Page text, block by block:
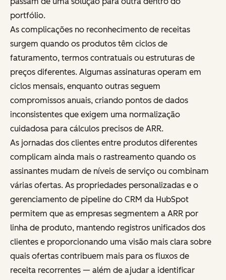
portfólio.
As complicações no reconhecimento de receitas
surgem quando os produtos têm ciclos de
faturamento, termos contratuais ou estruturas de
preços diferentes. Algumas assinaturas operam em
ciclos mensais, enquanto outras seguem
compromissos anuais, criando pontos de dados
inconsistentes que exigem uma normalização
cuidadosa para cálculos precisos de ARR.
As jornadas dos clientes entre produtos diferentes
complicam ainda mais o rastreamento quando os
assinantes mudam de níveis de serviço ou combinam
várias ofertas. As propriedades personalizadas e o
gerenciamento de pipeline do CRM da HubSpot
permitem que as empresas segmentem a ARR por
linha de produto, mantendo registros unificados dos
clientes e proporcionando uma visão mais clara sobre
quais ofertas contribuem mais para os fluxos de
receita recorrentes — além de ajudar a identificar